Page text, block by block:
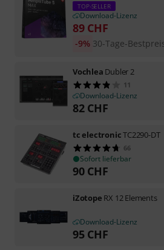
TOP-SELLER
Download-Lizenz
89 CHF
30-Tage-
-9%
Vochlea Dubler 2
11
Download-Lizenz
82 CHF
tc electronicTC2290-DT
66
Sofort lieferbar
90 CHF
iZotope RX 12 Elements
Download-Lizenz
95 CHF